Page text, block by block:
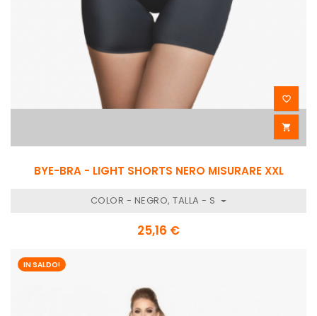


BYE-BRA - LIGHT SHORTS NERO MISURARE XXL
COLOR - NEGRO, TALLA - S
25,16 €
IN SALDO!